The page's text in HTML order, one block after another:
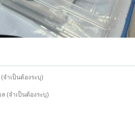
จำเป็นต้องระบุ)
ล (จำเป็นต้องระบุ)